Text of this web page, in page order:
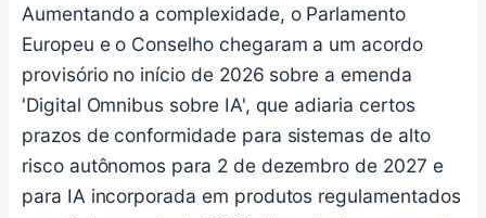
Aumentando a complexidade, o Parlamento
Europeu e o Conselho chegaram a um acordo
provisório no início de 2026 sobre a emenda
'Digital Omnibus sobre IA', que adiaria certos
prazos de conformidade para sistemas de alto
risco autônomos para 2 de dezembro de 2027 e
para IA incorporada em produtos regulamentados